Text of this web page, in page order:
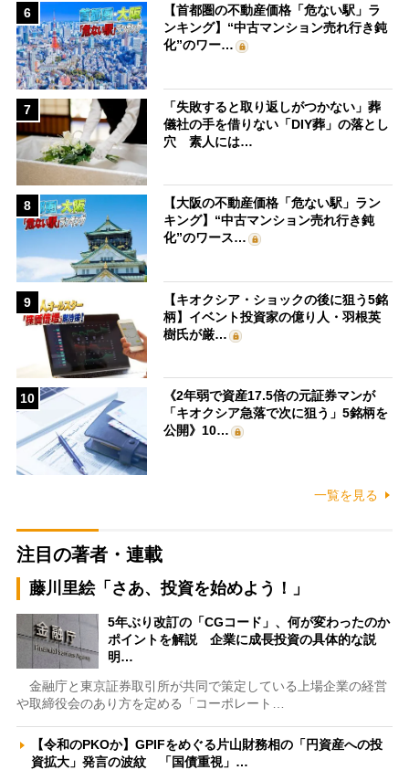
6
【首都圏の不動産価格「危ない駅」ラ
ンキング】“中古マンション売れ行き鈍
化”のワー…
7
「失敗すると取り返しがつかない」葬
儀社の手を借りない「DIY葬」の落とし
穴 素人には…
8
【大阪の不動産価格「危ない駅」ラン
キング】“中古マンション売れ行き鈍
化”のワース…
9
【キオクシア・ショックの後に狙う5銘
柄】イベント投資家の億り人・羽根英
樹氏が厳…
10
《2年弱で資産17.5倍の元証券マンが
「キオクシア急落で次に狙う」5銘柄を
公開》10…
一覧を見る
注目の著者・連載
藤川里絵「さあ、投資を始めよう！」
5年ぶり改訂の「CGコード」、何が変わったのか
ポイントを解説 企業に成長投資の具体的な説
明…
金融庁と東京証券取引所が共同で策定している上場企業の経営
や取締役会のあり方を定める「コーポレート…
【令和のPKOか】GPIFをめぐる片山財務相の「円資産への投
資拡大」発言の波紋 「国債重視」…